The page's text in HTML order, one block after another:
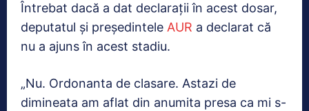
Întrebat dacă a dat declaraţii în acest dosar,
deputatul şi preşedintele AUR a declarat că
nu a ajuns în acest stadiu.
„Nu. Ordonanta de clasare. Astazi de
dimineata am aflat din anumita presa ca mi s-